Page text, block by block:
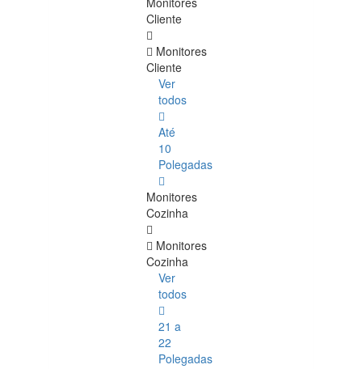
Cliente
Monitores
Cliente
Ver
todos
Até
10
Polegadas
Monitores
Cozinha
Monitores
Cozinha
Ver
todos
21 a
22
Polegadas